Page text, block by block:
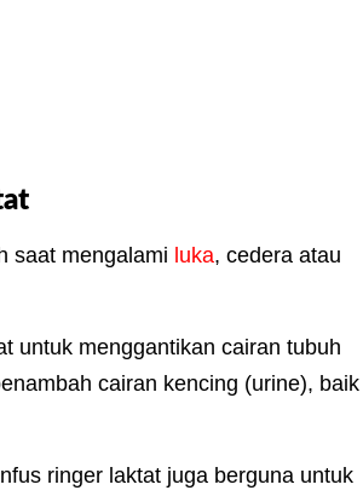
saat mengalami luka, cedera atau
untuk menggantikan cairan tubuh
cairan kencing (urine), baik
ringer laktat juga berguna untuk